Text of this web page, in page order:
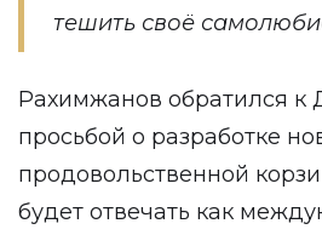
тешить своё
Рахимжанов обратился к
просьбой о разработке
продовольственной
будет отвечать как